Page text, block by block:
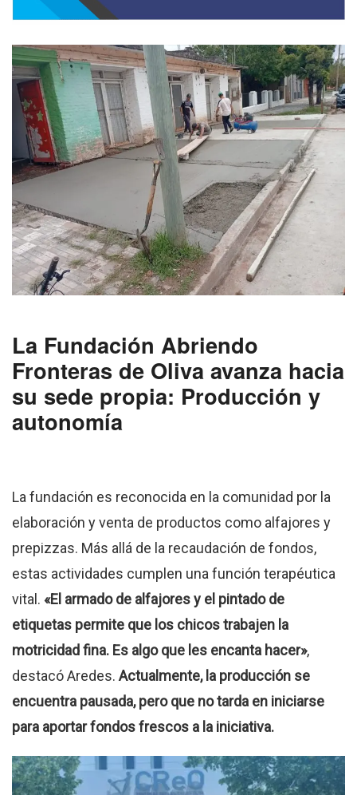
La Fundación Abriendo
Fronteras de Oliva avanza hacia
su sede propia: Producción y
autonomía
La fundación es reconocida en la comunidad por la
elaboración y venta de productos como alfajores y
prepizzas. Más allá de la recaudación de fondos,
estas actividades cumplen una función terapéutica
vital. «El armado de alfajores y el pintado de
etiquetas permite que los chicos trabajen la
motricidad fina. Es algo que les encanta hacer»,
destacó Aredes. Actualmente, la producción se
encuentra pausada, pero que no tarda en iniciarse
para aportar fondos frescos a la iniciativa.